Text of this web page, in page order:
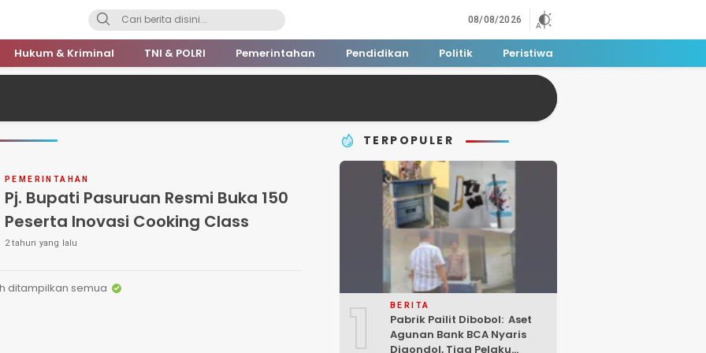
08/08/2026
Hukum & Kriminal TNI & POLRI Pemerintahan Pendidikan Politik Peristiwa
PEMERINTAHAN
Pj. Bupati Pasuruan Resmi Buka 150
Peserta Inovasi Cooking Class
2 tahun yang lalu
ditampilkan semua
TERPOPULER
1 BERITA
Pabrik Pailit Dibobol: Aset
Agunan Bank BCA Nyaris
Digondol, Tiga Pelaku